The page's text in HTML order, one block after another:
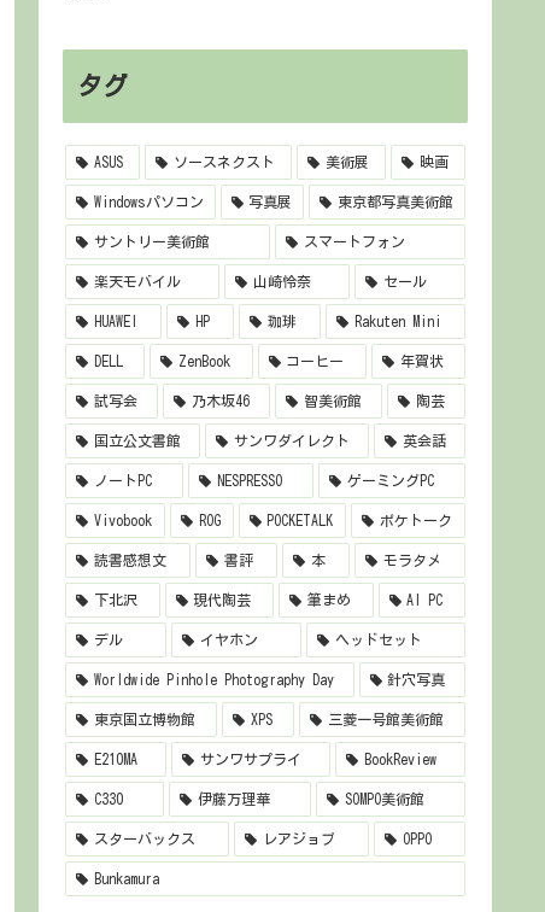
タグ
ASUS ソースネクスト 美術展 映画
Windowsパソコン 写真展 東京都写真美術館
サントリー美術館 スマートフォン
楽天モバイル 山崎怜奈 セール
HUAWEI HP 珈琲 Rakuten Mini
DELL ZenBook コーヒー 年賀状
試写会 乃木坂46 智美術館 陶芸
国立公文書館 サンワダイレクト 英会話
ノートPC NESPRESSO ゲーミングPC
Vivobook ROG POCKETALK ポケトーク
読書感想文 書評 本 モラタメ
下北沢 現代陶芸 筆まめ AI PC
デル イヤホン ヘッドセット
Worldwide Pinhole Photography Day 針穴写真
東京国立博物館 XPS 三菱一号館美術館
E210MA サンワサプライ BookReview
C330 伊藤万理華 SOMPO美術館
スターバックス レアジョブ OPPO
Bunkamura